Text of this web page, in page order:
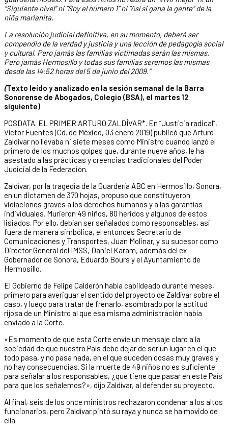
“Siguiente nivel” ni “Soy el número 1” ni “Así si gana la gente” de la
niña marianita.
La resolución judicial definitiva, en su momento, deberá ser
compendio de la verdad y justicia y una lección de pedagogía social
y cultural. Pero jamás las familias victimadas serán las mismas.
Pero jamás Hermosillo y todas sus familias seremos las mismas
desde las 14:52 horas del 5 de junio del 2009.”
(Texto leído y analizado en la sesión semanal de la Barra
Sonorense de Abogados, Colegio (BSA), el martes 12
siguiente)
POSDATA. EL PRIMER ARTURO ZALDÍVAR*. En “Justicia radical”,
Víctor Fuentes (Cd. de México, 03 enero 2019) publicó que Arturo
Zaldívar no llevaba ni siete meses como Ministro cuando lanzó el
primero de los muchos golpes que, durante nueve años, le ha
asestado a las prácticas y creencias tradicionales del Poder
Judicial de la Federación.
Zaldívar, por la tragedia de la Guardería ABC en Hermosillo, Sonora,
en un dictamen de 370 hojas, propuso que constituyeron
violaciones graves a los derechos humanos y a las garantías
individuales. Murieron 49 niños, 80 heridos y algunos de estos
lisiados. Por ello, debían ser señalados como responsables, así
fuera de manera simbólica, el entonces Secretario de
Comunicaciones y Transportes, Juan Molinar, y su sucesor como
Director General del IMSS, Daniel Karam, además del ex
Gobernador de Sonora, Eduardo Bours y el Ayuntamiento de
Hermosillo.
El Gobierno de Felipe Calderón había cabildeado durante meses,
primero para averiguar el sentido del proyecto de Zaldívar sobre el
caso, y luego para tratar de frenarlo, asombrado por la actitud
rijosa de un Ministro al que esa misma administración había
enviado a la Corte.
«Es momento de que esta Corte envíe un mensaje claro a la
sociedad de que nuestro País debe dejar de ser un lugar en el que
todo pasa, y no pasa nada, en el que suceden cosas muy graves y
no hay consecuencias. Si la muerte de 49 niños no es suficiente
para señalar a los responsables, ¿qué tiene que pasar en este País
para que los señalemos?», dijo Zaldívar, al defender su proyecto.
Al final, seis de los once ministros rechazaron condenar a los altos
funcionarios, pero Zaldívar pintó su raya y nunca se ha movido de
ella.